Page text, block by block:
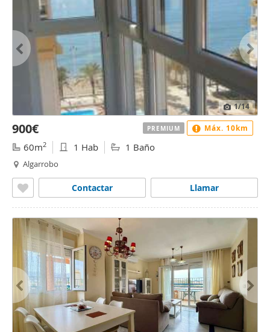
1/14
900€
60m2 1 Hab 1 Baño
Algarrobo
Llamar
Contactar
PREMIUM Máx. 10km